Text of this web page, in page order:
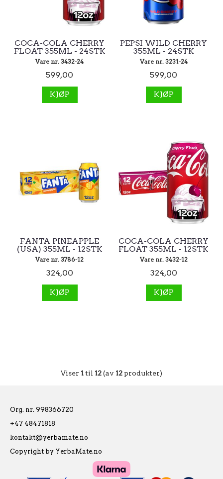
COCA-COLA CHERRY
FLOAT 355ML - 24STK
Vare nr. 3432-24
599,00
KJØP
PEPSI WILD CHERRY
355ML - 24STK
Vare nr. 3231-24
599,00
KJØP
FANTA PINEAPPLE
(USA) 355ML - 12STK
Vare nr. 3786-12
324,00
KJØP
COCA-COLA CHERRY
FLOAT 355ML - 12STK
Vare nr. 3432-12
324,00
KJØP
Viser 1til 12(av 12 produkter)
Org. nr. 998366720
+47 48471818
kontakt@yerbamate.no
Copyright by YerbaMate.no